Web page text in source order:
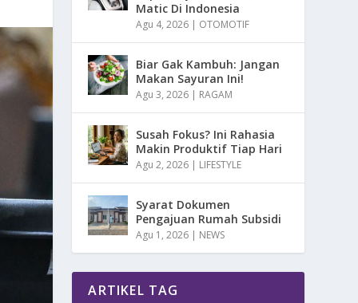
Matic Di Indonesia
Agu 4, 2026 | OTOMOTIF
Biar Gak Kambuh: Jangan
Makan Sayuran Ini!
Agu 3, 2026 | RAGAM
Susah Fokus? Ini Rahasia
Makin Produktif Tiap Hari
Agu 2, 2026 | LIFESTYLE
Syarat Dokumen
Pengajuan Rumah Subsidi
Agu 1, 2026 | NEWS
ARTIKEL TAG